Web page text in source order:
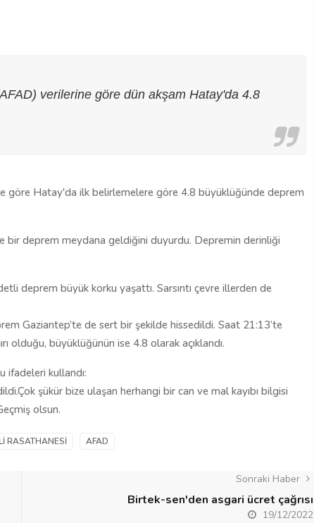
verilerine göre dün akşam Hatay'da 4.8
göre Hatay'da ilk belirlemelere göre 4.8 büyüklüğünde deprem
bir deprem meydana geldiğini duyurdu. Depremin derinliği
deprem büyük korku yaşattı. Sarsıntı çevre illerden de
Gaziantep’te de sert bir şekilde hissedildi. Saat 21:13’te
olduğu, büyüklüğünün ise 4.8 olarak açıklandı.
ifadeleri kullandı:
şükür bize ulaşan herhangi bir can ve mal kayıbı bilgisi
olsun.
RASATHANESI AFAD
Sonraki Haber
Birtek-sen'den asgari ücret çağrısı
19/12/2022
Şehitkamil Belediyesi işçi alımı
18/04/2025